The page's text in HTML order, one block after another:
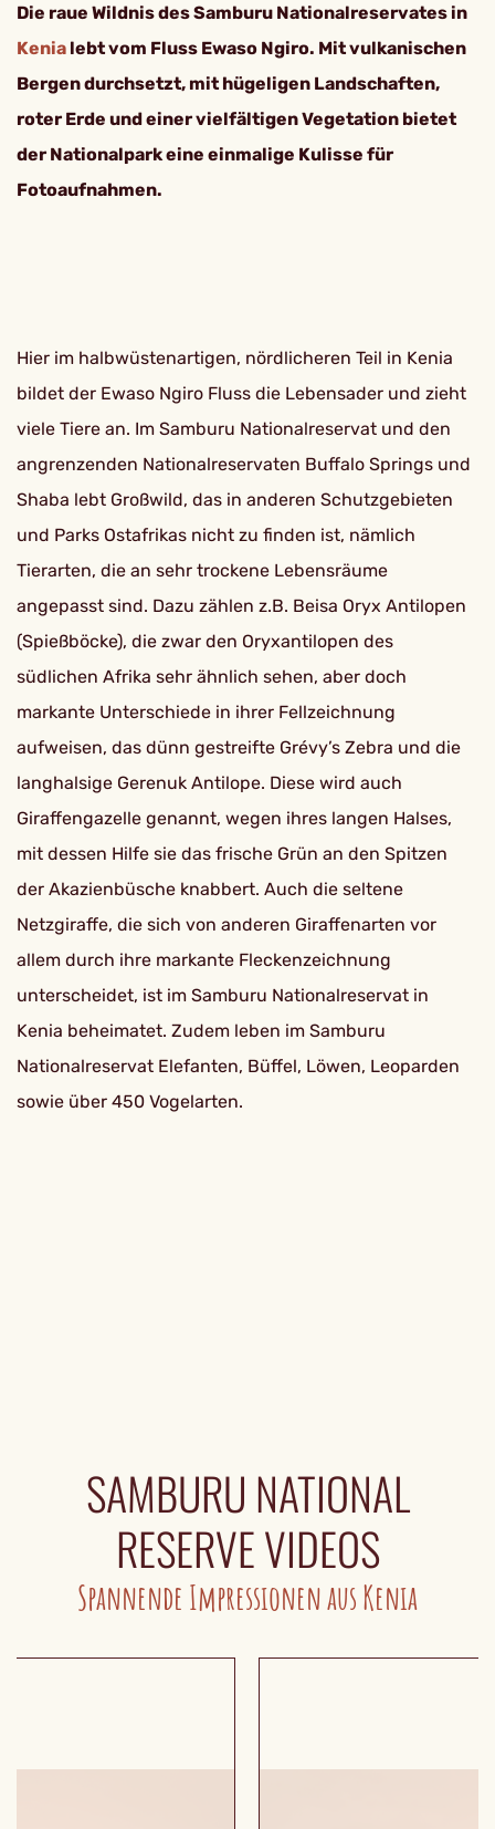
Die raue Wildnis des Samburu Nationalreservates in
Kenia lebt vom Fluss Ewaso Ngiro. Mit vulkanischen
Bergen durchsetzt, mit hügeligen Landschaften,
roter Erde und einer vielfältigen Vegetation bietet
der Nationalpark eine einmalige Kulisse für
Fotoaufnahmen.
Hier im halbwüstenartigen, nördlicheren Teil in Kenia
bildet der Ewaso Ngiro Fluss die Lebensader und zieht
viele Tiere an. Im Samburu Nationalreservat und den
angrenzenden Nationalreservaten Buffalo Springs und
Shaba lebt Großwild, das in anderen Schutzgebieten
und Parks Ostafrikas nicht zu finden ist, nämlich
Tierarten, die an sehr trockene Lebensräume
angepasst sind. Dazu zählen z.B. Beisa Oryx Antilopen
(Spießböcke), die zwar den Oryxantilopen des
südlichen Afrika sehr ähnlich sehen, aber doch
markante Unterschiede in ihrer Fellzeichnung
aufweisen, das dünn gestreifte Grévy’s Zebra und die
langhalsige Gerenuk Antilope. Diese wird auch
Giraffengazelle genannt, wegen ihres langen Halses,
mit dessen Hilfe sie das frische Grün an den Spitzen
der Akazienbüsche knabbert. Auch die seltene
Netzgiraffe, die sich von anderen Giraffenarten vor
allem durch ihre markante Fleckenzeichnung
unterscheidet, ist im Samburu Nationalreservat in
Kenia beheimatet. Zudem leben im Samburu
Nationalreservat Elefanten, Büffel, Löwen, Leoparden
sowie über 450 Vogelarten.
SAMBURU NATIONAL
RESERVE VIDEOS
Spannende Impressionen aus Kenia